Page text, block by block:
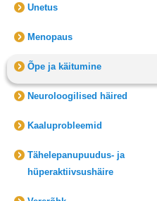
Unetus
Menopaus
Õpe ja käitumine
Neuroloogilised häired
Kaaluprobleemid
Tähelepanupuudus- ja
hüperaktiivsushäire